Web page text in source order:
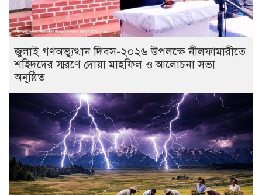
জুলাই গণঅভ্যুত্থান দিবস-২০২৬ উপলক্ষে নীলফামারীতে
শহিদদের স্মরণে দোয়া মাহফিল ও আলোচনা সভা
অনুষ্ঠিত